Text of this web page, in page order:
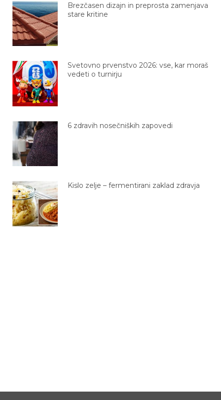
Brezčasen dizajn in preprosta zamenjava
stare kritine
Svetovno prvenstvo 2026: vse, kar moraš
vedeti o turnirju
6 zdravih nosečniških zapovedi
Kislo zelje – fermentirani zaklad zdravja